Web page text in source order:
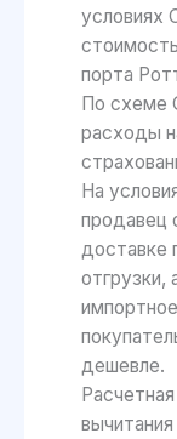
условиях
порта
По схеме
расходы
На
продавец
доставке
отгрузки,
дешевле.